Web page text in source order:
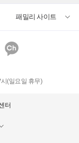
.
패밀리 사이트
(일요일 휴무)
터